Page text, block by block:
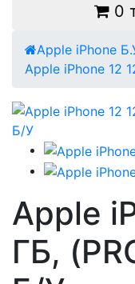
0
Apple iPhone
Apple iPhone 12
Б/У
Apple
ГБ,